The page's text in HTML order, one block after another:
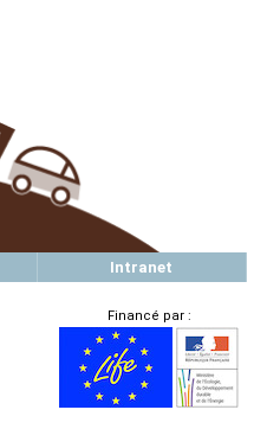
Intranet
Financé par :